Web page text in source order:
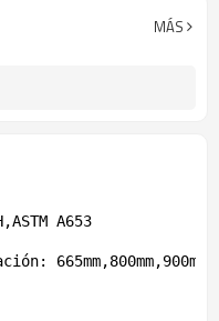
MÁS
A653
665mm,800mm,900mm